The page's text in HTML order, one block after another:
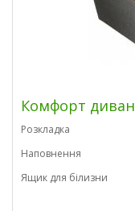
Комфорт
Розкладка
Наповнення
Ящик для білизни